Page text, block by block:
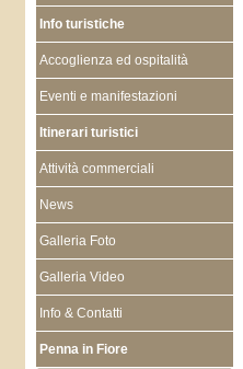
Info turistiche
Accoglienza ed ospitalità
Eventi e manifestazioni
Itinerari turistici
Attività commerciali
News
Galleria Foto
Galleria Video
Info & Contatti
Penna in Fiore